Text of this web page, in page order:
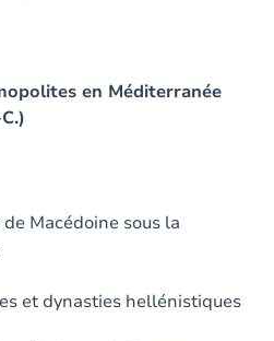
en Méditerranée
Macédoine sous la
et dynasties hellénistiques